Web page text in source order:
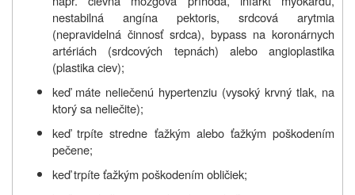
nestabilná angína pektoris, srdcová arytmia
(nepravidelná činnosť srdca), bypass na koronárnych
artériách (srdcových tepnách) alebo angioplastika
(plastika ciev);
keď máte neliečenú hypertenziu (vysoký krvný tlak, na
ktorý sa neliečite);
keď trpíte stredne ťažkým alebo ťažkým poškodením
pečene;
keď trpíte ťažkým poškodením obličiek;